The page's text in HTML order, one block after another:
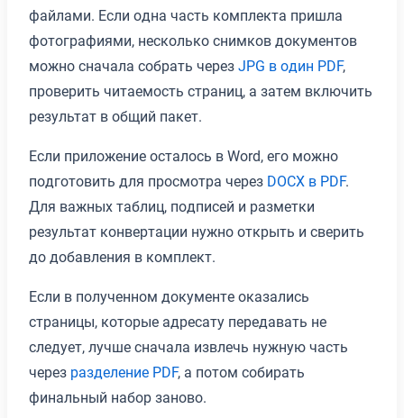
файлами. Если одна часть комплекта пришла
фотографиями, несколько снимков документов
можно сначала собрать черезJPG в один PDF,
проверить читаемость страниц, а затем включить
результат в общий пакет.
Если приложение осталось в Word, его можно
подготовить для просмотра через DOCX в PDF.
Для важных таблиц, подписей и разметки
результат конвертации нужно открыть и сверить
до добавления в комплект.
Если в полученном документе оказались
страницы, которые адресату передавать не
следует, лучше сначала извлечь нужную часть
через разделение PDF, а потом собирать
финальный набор заново.